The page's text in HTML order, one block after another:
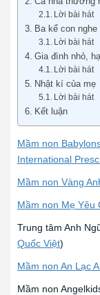
Lời bài hát
Ba kể con nghe
Lời bài hát
Gia đình nhỏ,
Lời bài hát
Nhật kí của mẹ
Lời bài hát
Kết luận
Mầm non
International
Mầm non Vàng
Mầm non Mẹ Yêu
Trung tâm Anh
Quốc Việt)
Mầm non An Lạc
Mầm non